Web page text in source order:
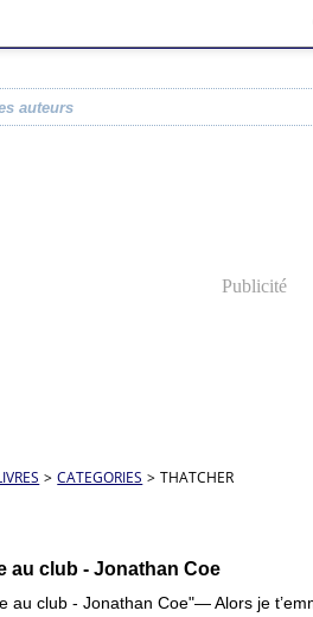
auteurs
Publicité
> CATEGORIES > THATCHER
au club - Jonathan Coe
"— Alors je